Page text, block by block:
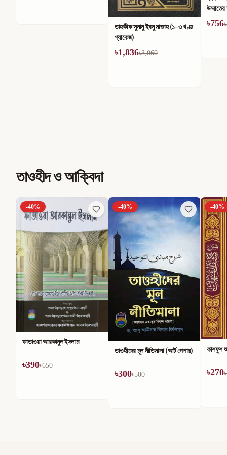
উম্মাতের মাঝে তার কুপ্রভাব (১-৪)
খণ্ড
৳756৳1,260
খণ্ডে
৳714৳
তাওহীদ ও আক্বিদা
-40% -40%
কাশফুশ শুবুহাত
৳270৳450
-40%
মহান
৳186